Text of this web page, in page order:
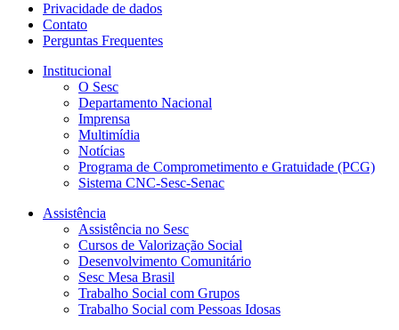
Privacidade de dados
Contato
Perguntas Frequentes
Institucional
O Sesc
Departamento Nacional
Imprensa
Multimídia
Notícias
Programa de Comprometimento e Gratuidade (PCG)
Sistema CNC-Sesc-Senac
Assistência
Assistência no Sesc
Cursos de Valorização Social
Desenvolvimento Comunitário
Sesc Mesa Brasil
Trabalho Social com Grupos
Trabalho Social com Pessoas Idosas